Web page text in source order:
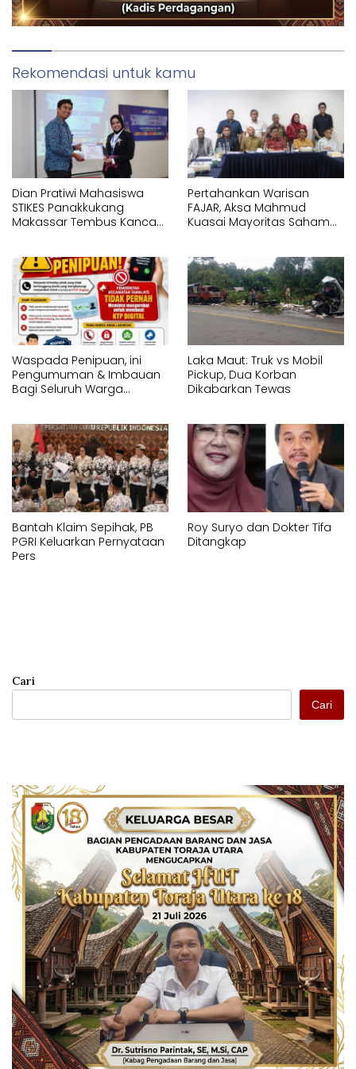
Rekomendasi untuk kamu
Dian Pratiwi Mahasiswa
STIKES Panakkukang
Makassar Tembus Kancah
Pertahankan Warisan
FAJAR, Aksa Mahmud
Kuasai Mayoritas Saham
Waspada Penipuan, ini
Pengumuman & Imbauan
Bagi Seluruh Warga
Laka Maut: Truk vs Mobil
Pickup, Dua Korban
Dikabarkan Tewas
Bantah Klaim Sepihak, PB
PGRI Keluarkan Pernyataan
Pers
Roy Suryo dan Dokter Tifa
Ditangkap
Cari
Cari